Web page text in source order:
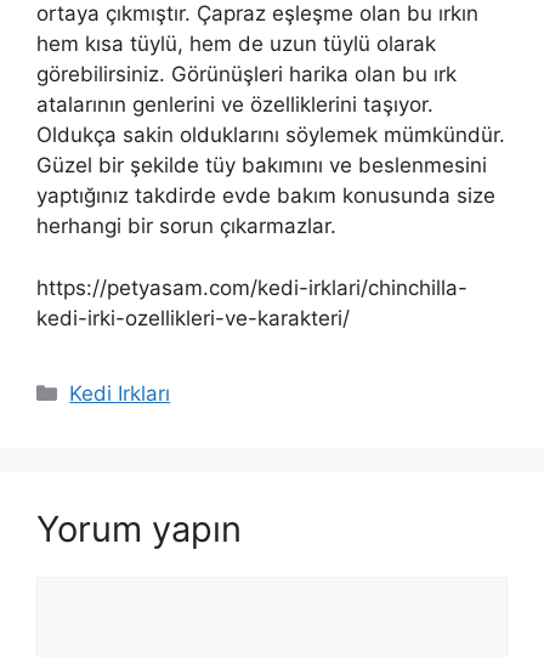
ortaya çıkmıştır. Çapraz eşleşme olan bu ırkın
hem kısa tüylü, hem de uzun tüylü olarak
görebilirsiniz. Görünüşleri harika olan bu ırk
atalarının genlerini ve özelliklerini taşıyor.
Oldukça sakin olduklarını söylemek mümkündür.
Güzel bir şekilde tüy bakımını ve beslenmesini
yaptığınız takdirde evde bakım konusunda size
herhangi bir sorun çıkarmazlar.
https://petyasam.com/kedi-irklari/chinchilla-
kedi-irki-ozellikleri-ve-karakteri/
Kategoriler
Kedi Irkları
Yorum yapın